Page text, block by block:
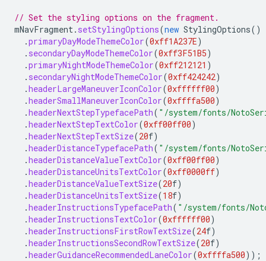
// Set the styling options on the fragment.
mNavFragment . setStylingOptions(new StylingOptions()
.primaryDayModeThemeColor(0xff1A237E)
. secondaryDayModeThemeColor(0xff3F51B5)
.primaryNightModeThemeColor(0xff212121 )
. secondaryNightModeThemeColor(0xff424242)
.headerLargeManeuverIconColor(0xffffff00)
.headerSmallManeuverIconColor(0xffffa500)
.headerNextStepTypefacePath( "/system/fonts/
.headerNextStepTextColor(0xff00ff00)
.headerNextStepTextSize(20f)
.headerDistanceTypefacePath( "/system/fonts/
.headerDistanceValueTextColor(0xff00ff00)
.headerDistanceUnitsTextColor(0xff0000ff)
.headerDistanceValueTextSize(20f)
.headerDistanceUnitsTextSize(18f)
.headerInstructionsTypefacePath( "/system/fonts/
.headerInstructionsTextColor(0xffffff00)
.headerInstructionsFirstRowTextSize(24f)
.headerInstructionsSecondRowTextSize(20f)
.headerGuidanceRecommendedLaneColor(0xffffa500));